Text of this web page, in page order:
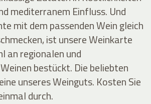
mediterranem Einfluss. Und
mit dem passenden Wein gleich
ist unsere Weinkarte
an regionalen und
bestückt. Die beliebten
unseres Weinguts. Kosten Sie
durch.